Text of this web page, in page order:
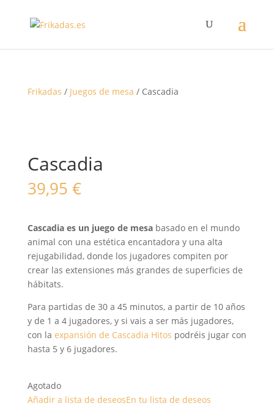
Frikadas / Juegos de mesa / Cascadia
Cascadia
39,95 €
Cascadia es un juego de mesabasado en el mundo
animal con una estética encantadora y una alta
rejugabilidad, donde los jugadores compiten por
crear las extensiones más grandes de superficies de
hábitats.
Para partidas de 30 a 45 minutos, a partir de 10 años
y de 1 a 4 jugadores, y si vais a ser más jugadores,
con la expansión de Cascadia Hitos podréis jugar con
hasta 5 y 6 jugadores.
Agotado
Añadir a lista de deseosEn tu lista de deseos